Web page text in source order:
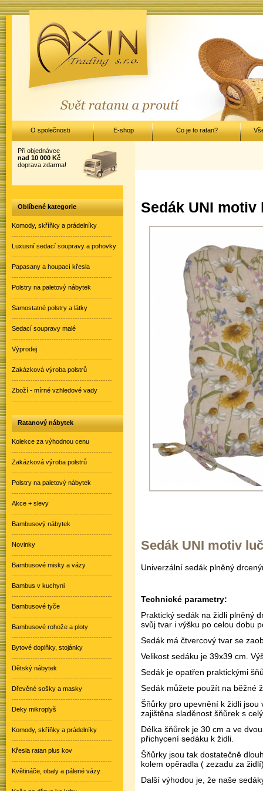
Sedák UNI
Sedák UNI motiv
Univerzální sedák plněný
Technické parametry:
Praktický sedák na židli plněný
svůj tvar i výšku po celou dobu
Sedák má čtvercový tvar se
Velikost sedáku je 39x39 cm.
Sedák je opatřen praktickými
Sedák můžete použít na běžné
Šňůrky pro upevnění k židli
zajištěna sladěnost šňůrek s
Délka šňůrek je 30 cm a ve
přichycení sedáku k židli.
Šňůrky jsou tak dostatečně
kolem opěradla ( zezadu za
Další výhodou je, že naše
Při objednávce
nad 10 000 Kč
doprava zdarma!
Oblíbené kategorie
Komody, skříňky a prádelníky
Luxusní sedací soupravy a pohovky
Papasany a houpací křesla
Polstry na paletový nábytek
Samostatné polstry a látky
Sedací soupravy malé
Výprodej
Zakázková výroba polstrů
Zboží - mírné vzhledové vady
Ratanový nábytek
Kolekce za výhodnou cenu
Zakázková výroba polstrů
Polstry na paletový nábytek
Akce + slevy
Bambusový nábytek
Novinky
Bambusové misky a vázy
Bambus v kuchyni
Bambusové tyče
Bambusové rohože a ploty
Bytové doplňky, stojánky
Dětský nábytek
Dřevěné sošky a masky
Deky mikroplyš
Komody, skříňky a prádelníky
Křesla ratan plus kov
Květináče, obaly a pálené vázy
O společnosti E-shop Co je to ratan?